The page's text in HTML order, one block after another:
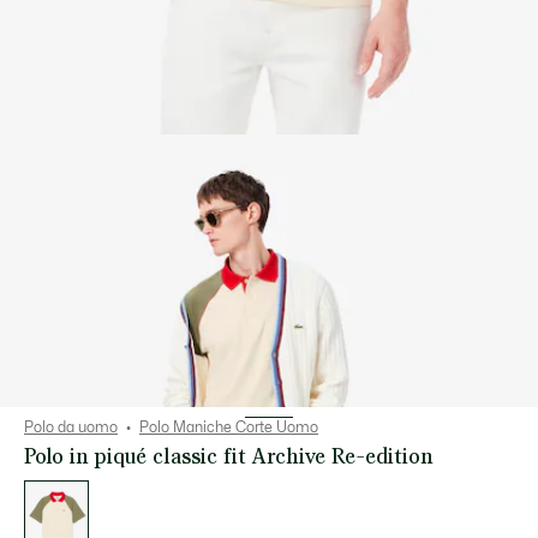
Polo da uomo Polo Maniche Corte Uomo
Polo in piqué classic fit Archive Re-edition
delle
varianti